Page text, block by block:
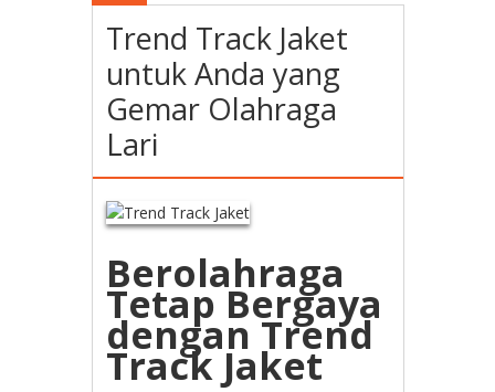
Trend Track Jaket
untuk Anda yang
Gemar Olahraga
Lari
Berolahraga
Tetap Bergaya
dengan Trend
Track Jaket